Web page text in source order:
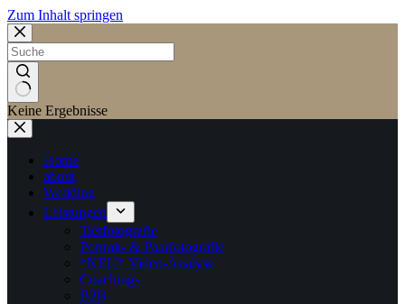
Zum Inhalt springen
Keine Ergebnisse
Home
about
Wedding
Leistungen
Tierfotografie
Portrait- & Paarfotografie
*NEU* Video-Analyse
Coachings
B2B